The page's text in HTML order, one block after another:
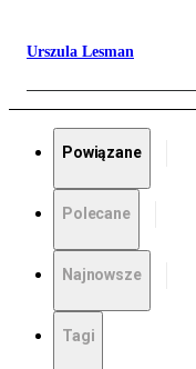
Urszula Lesman
Powiązane
Polecane
Najnowsze
Tagi